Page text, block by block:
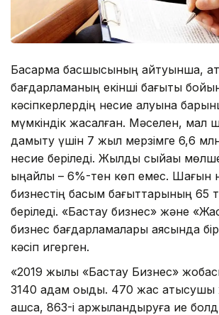
Басқарма басшысының айтуынша,
бағдарламаның екінші бағыты
кәсіпкерлердің несие алуына
мүмкіндік жасалған. Мәселен, мал
дамыту үшін 7 жыл мерзімге 6,6 млн
несие беріледі. Жылдық сыйақы
ыңайлы – 6%-тен көп емес. Шағын
бизнестің басым бағыттарының 65
беріледі. «Бастау бизнес» және
бизнес бағдарламалары аясында
кәсіп игерген.
«2019 жылы «Бастау Бизнес»
3140 адам оқыды. 470 жас қатысушы
ашса, 863-і қаржыландыруға ие